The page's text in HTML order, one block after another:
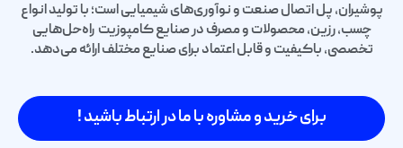
پوشیران، پل اتصال صنعت و نوآوری‌های شیمیایی است؛ با تولید انواع
چسب، رزین، محصولات و مصرف در صنایع کامپوزیت راه‌حل‌هایی
تخصصی، باکیفیت و قابل اعتماد برای صنایع مختلف ارائه می‌دهد.
برای خرید و مشاوره با ما در ارتباط باشید !